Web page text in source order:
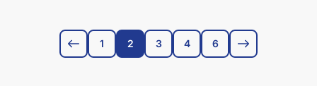
Föregående sida
1 2 3 4 6 Nästa sida